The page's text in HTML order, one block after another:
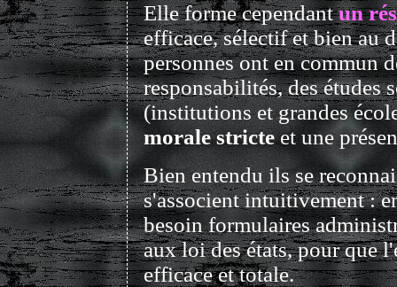
Elle forme cependantun
efficace, sélectif et bien au
personnes ont en commun
responsabilités, des études
(institutions et grandes
morale stricteet une
Bien entendu ils se
s'associent intuitivement :
besoin formulaires
aux loi des états, pour que
efficace et totale.